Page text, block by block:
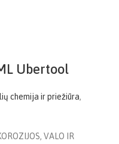
Ubertool
chemija ir priežiūra,
VALO IR